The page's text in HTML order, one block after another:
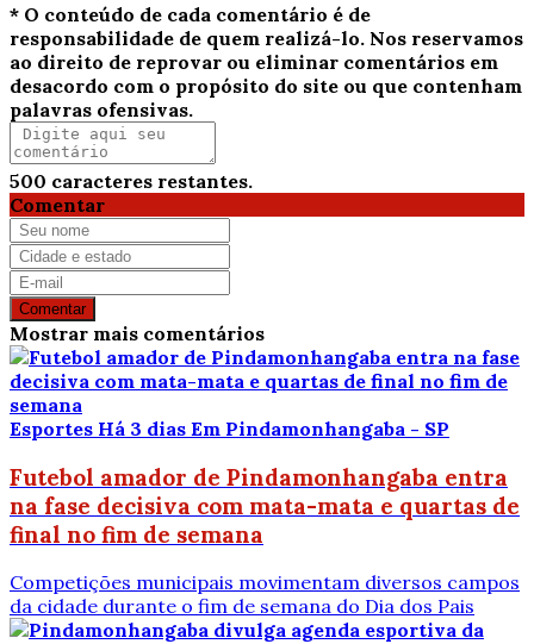
* O conteúdo de cada comentário é de
responsabilidade de quem realizá-lo. Nos reservamos
ao direito de reprovar ou eliminar comentários em
desacordo com o propósito do site ou que contenham
palavras ofensivas.
500 caracteres restantes.
Comentar
Comentar
Mostrar mais comentários
Esportes Há 3 dias Em Pindamonhangaba - SP
Futebol amador de Pindamonhangaba entra
na fase decisiva com mata-mata e quartas de
final no fim de semana
Competições municipais movimentam diversos campos
da cidade durante o fim de semana do Dia dos Pais